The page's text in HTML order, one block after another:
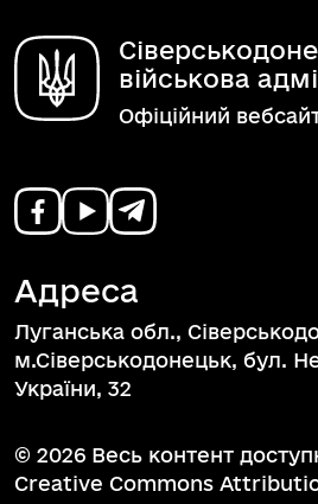
військова
Офіційний
Адреса
Луганська обл.,
м.Сіверськодонецьк, бул.
України, 32
© 2026 Весь контент
Creative Commons